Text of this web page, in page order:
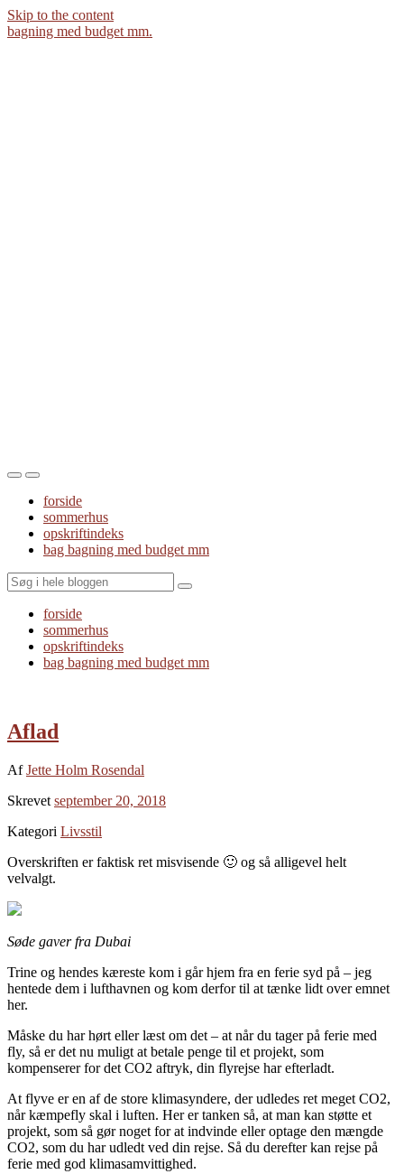
Skip to the content
bagning med budget mm.
Toggle
mobile
menu
Toggle
the
search
field
forside
sommerhus
opskriftindeks
bag bagning med budget mm
Search
forside
sommerhus
opskriftindeks
bag bagning med budget mm
Aflad
AfJette Holm Rosendal
Skrevet september 20, 2018
Kategori Livsstil
Overskriften er faktisk ret misvisende 🙂 og så alligevel helt
velvalgt.
Søde gaver fra Dubai
Trine og hendes kæreste kom i går hjem fra en ferie syd på – jeg
hentede dem i lufthavnen og kom derfor til at tænke lidt over emnet
her.
Måske du har hørt eller læst om det – at når du tager på ferie med
fly, så er det nu muligt at betale penge til et projekt, som
kompenserer for det CO2 aftryk, din flyrejse har efterladt.
At flyve er en af de store klimasyndere, der udledes ret meget CO2,
når kæmpefly skal i luften. Her er tanken så, at man kan støtte et
projekt, som så gør noget for at indvinde eller optage den mængde
CO2, som du har udledt ved din rejse. Så du derefter kan rejse på
ferie med god klimasamvittighed.